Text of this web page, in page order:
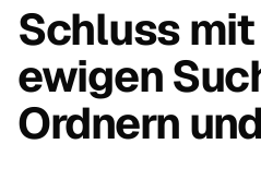
Schluss
ewigen
Ordnern